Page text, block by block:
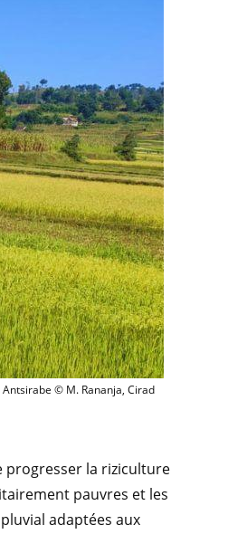
Des blocs de parcelle test à Antsirabe © M.
© M. Rananja, Cirad
progresser la riziculture
pauvres et les
adaptées aux